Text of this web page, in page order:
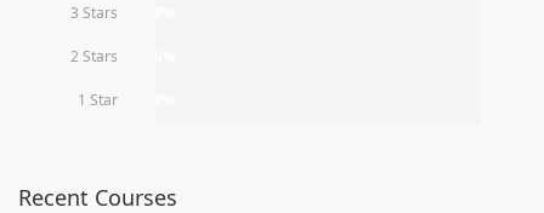
3 Stars
2 Stars
1 Star
Recent Courses